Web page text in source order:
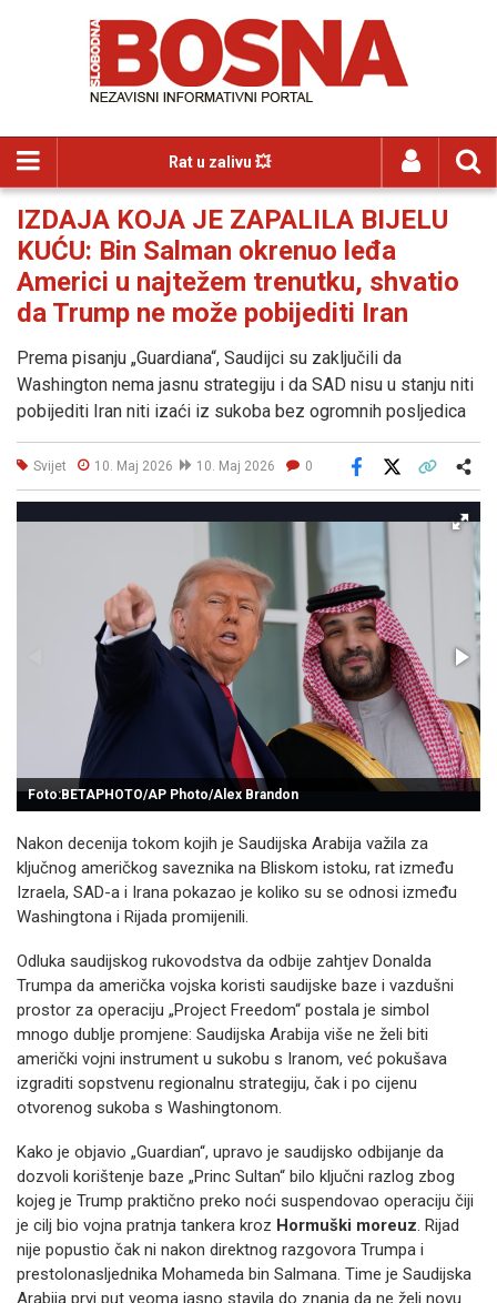
Rat u zalivu 💥
IZDAJA KOJA JE ZAPALILA BIJELU
KUĆU: Bin Salman okrenuo leđa
Americi u najtežem trenutku, shvatio
da Trump ne može pobijediti Iran
Prema pisanju „Guardiana“, Saudijci su zaključili da
Washington nema jasnu strategiju i da SAD nisu u stanju niti
pobijediti Iran niti izaći iz sukoba bez ogromnih posljedica
Svijet 10. Maj 2026 10. Maj 2026 0
Facebook
Foto:BETAPHOTO/AP Photo/Alex Brandon
Nakon decenija tokom kojih je Saudijska Arabija važila za
ključnog američkog saveznika na Bliskom istoku, rat između
Izraela, SAD-a i Irana pokazao je koliko su se odnosi između
Washingtona i Rijada promijenili.
Odluka saudijskog rukovodstva da odbije zahtjev Donalda
Trumpa da američka vojska koristi saudijske baze i vazdušni
prostor za operaciju „Project Freedom“ postala je simbol
mnogo dublje promjene: Saudijska Arabija više ne želi biti
američki vojni instrument u sukobu s Iranom, već pokušava
izgraditi sopstvenu regionalnu strategiju, čak i po cijenu
otvorenog sukoba s Washingtonom.
Kako je objavio „Guardian“, upravo je saudijsko odbijanje da
dozvoli korištenje baze „Princ Sultan“ bilo ključni razlog zbog
kojeg je Trump praktično preko noći suspendovao operaciju čiji
je cilj bio vojna pratnja tankera kroz Hormuški moreuz. Rijad
nije popustio čak ni nakon direktnog razgovora Trumpa i
prestolonasljednika Mohameda bin Salmana. Time je Saudijska
Arabija prvi put veoma jasno stavila do znanja da ne želi novu